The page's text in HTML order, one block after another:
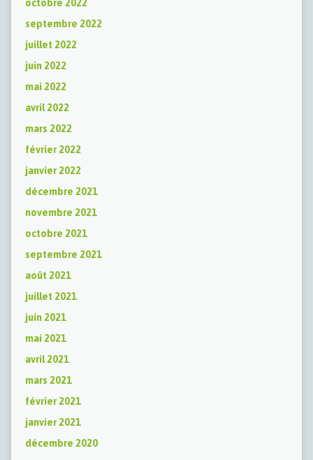
octobre 2022
septembre 2022
juillet 2022
juin 2022
mai 2022
avril 2022
mars 2022
février 2022
janvier 2022
décembre 2021
novembre 2021
octobre 2021
septembre 2021
août 2021
juillet 2021
juin 2021
mai 2021
avril 2021
mars 2021
février 2021
janvier 2021
décembre 2020